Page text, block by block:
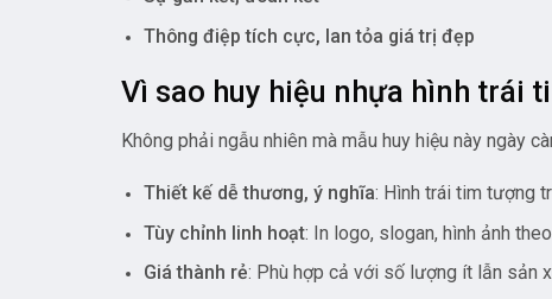
Thông điệp tích cực, lan tỏa giá trị đẹp
Vì sao huy hiệu nhựa hình trái
Không phải ngẫu nhiên mà mẫu huy hiệu này ngày
Thiết kế dễ thương, ý nghĩa: Hình trái tim tượng
Tùy chỉnh linh hoạt: In logo, slogan, hình ảnh
Giá thành rẻ: Phù hợp cả với số lượng ít lẫn sản